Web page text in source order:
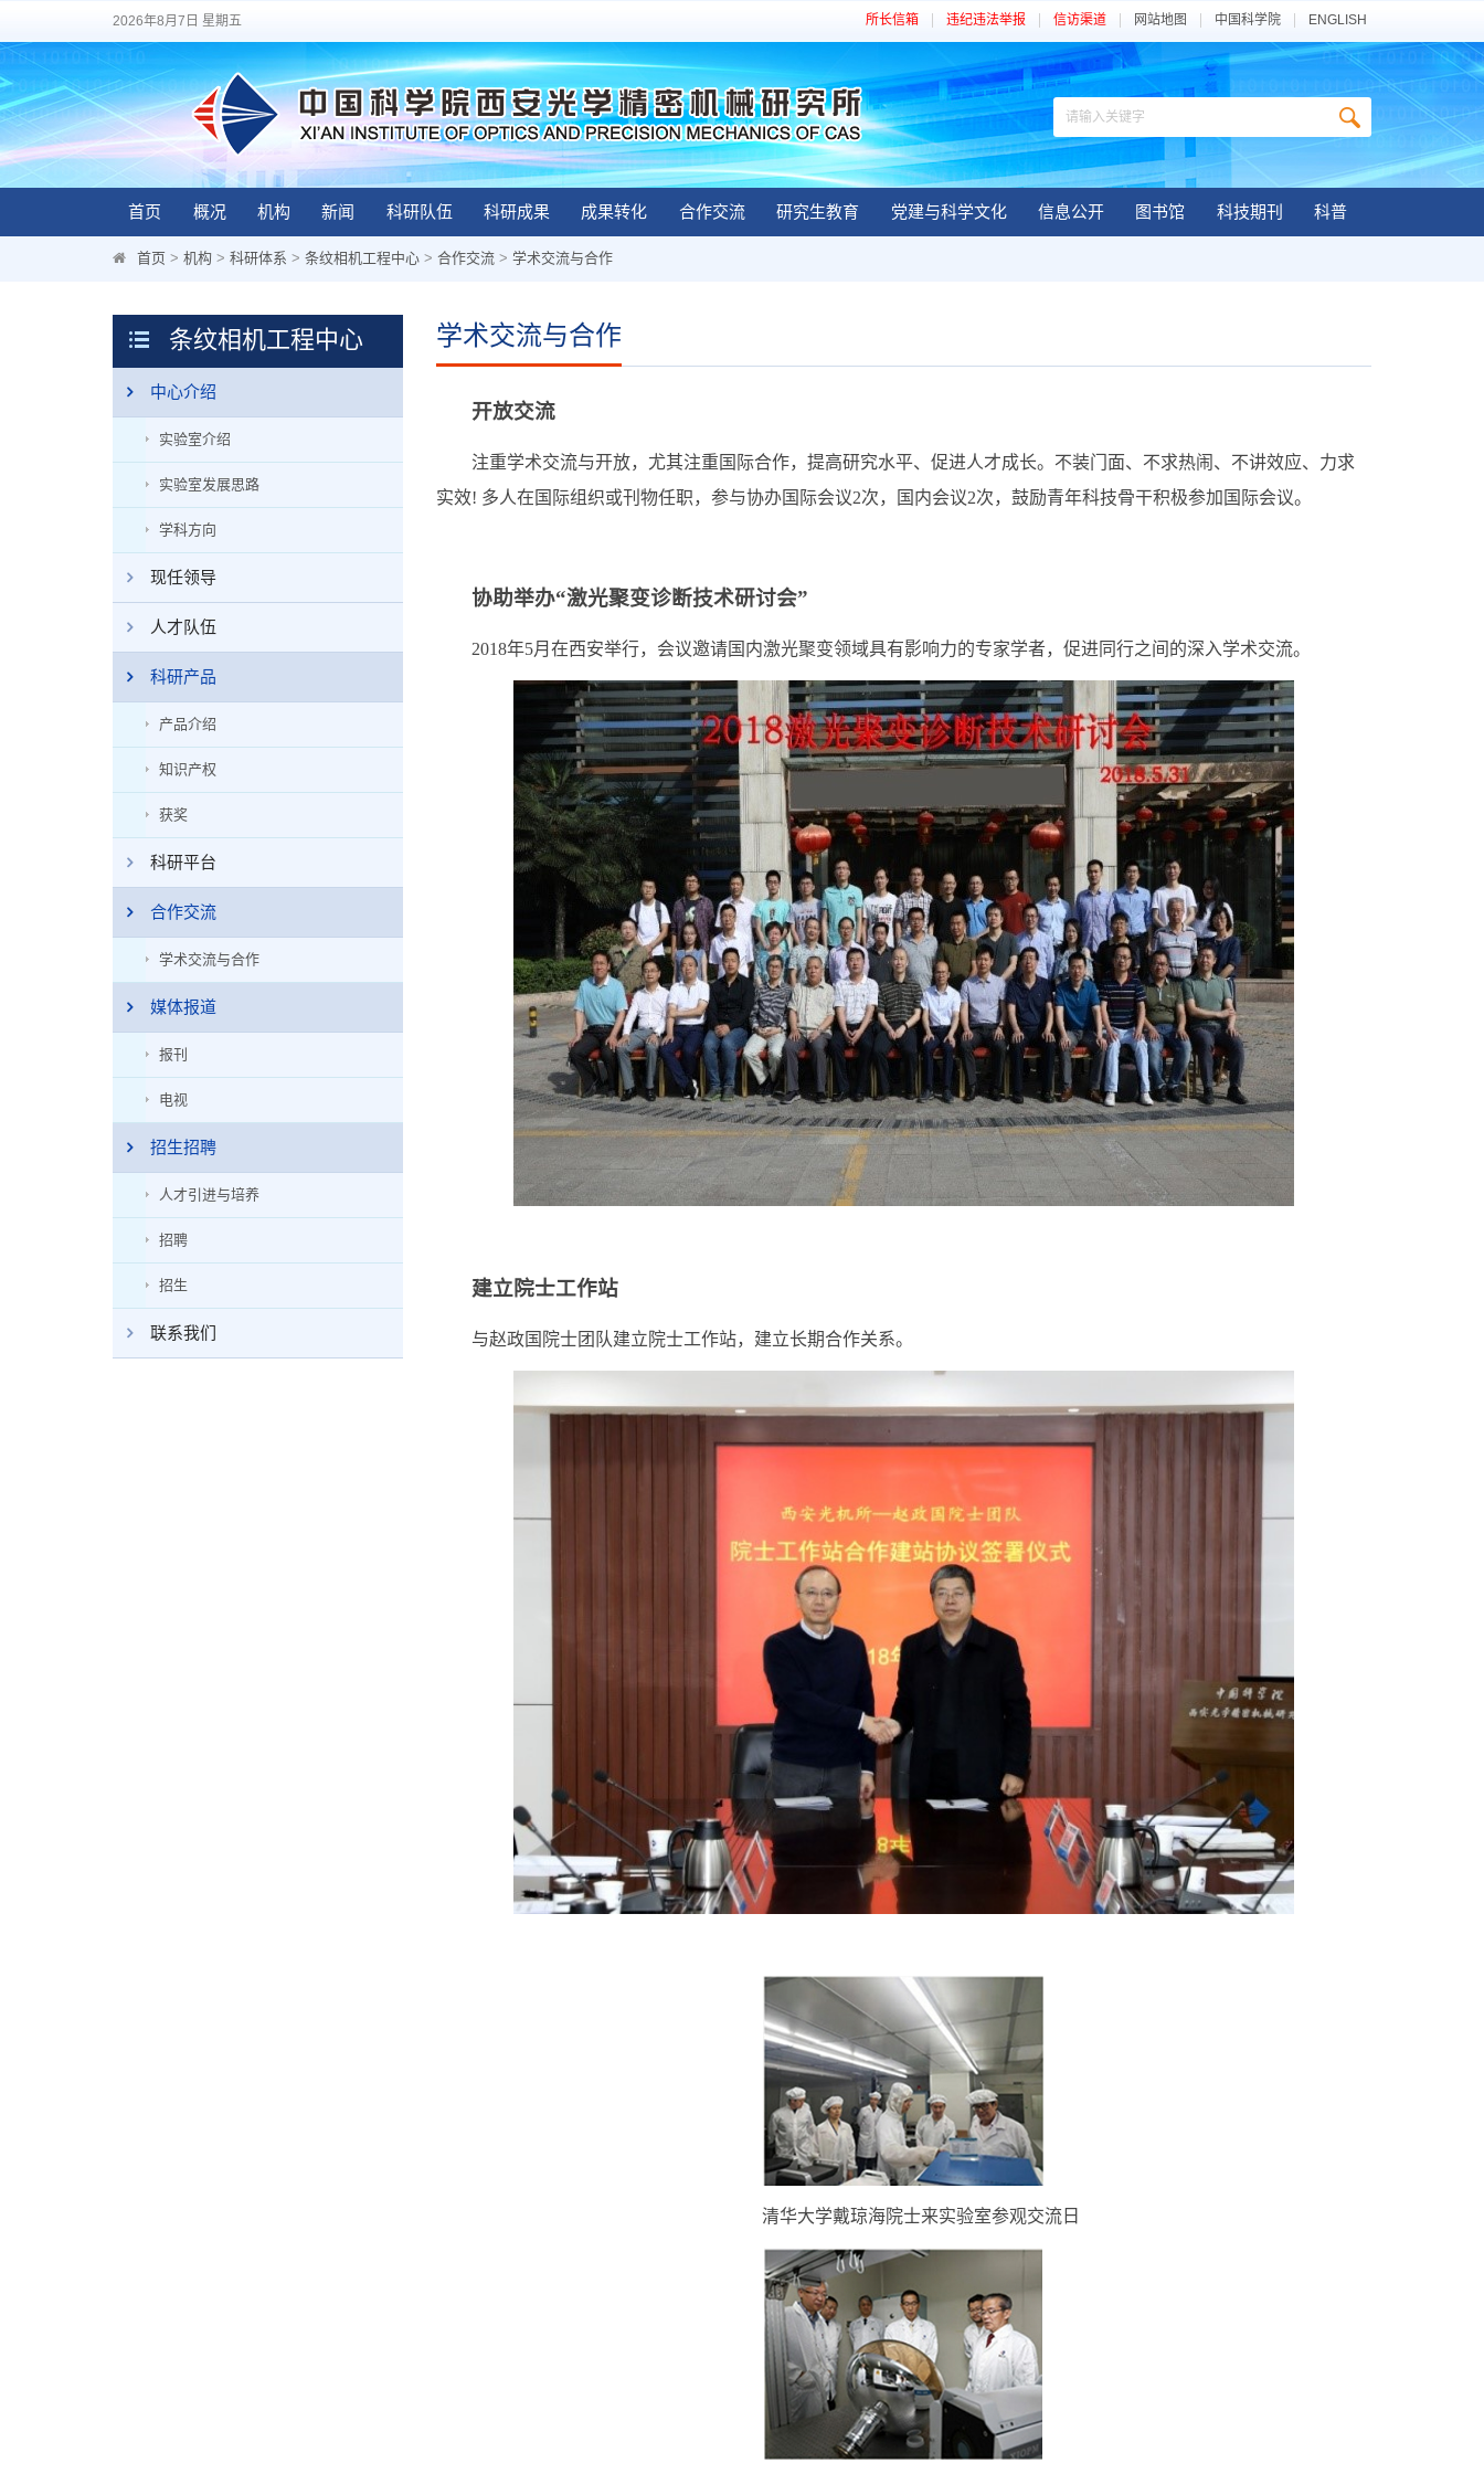
2026年8月7日 星期五 所长信箱 违纪违法举报 信访渠道 网站地图 中国科学院 ENGLISH
首页 概况 机构 新闻 科研队伍 科研成果 成果转化 合作交流 研究生教育 党建与科学文化 信息公开 图书馆 科技期刊 科普
首页 > 机构 > 科研体系 > 条纹相机工程中心 > 合作交流 > 学术交流与合作
条纹相机工程中心
中心介绍
实验室介绍
实验室发展思路
学科方向
现任领导
人才队伍
科研产品
产品介绍
知识产权
获奖
科研平台
合作交流
学术交流与合作
媒体报道
报刊
电视
招生招聘
人才引进与培养
招聘
招生
联系我们
学术交流与合作
开放交流
注重学术交流与开放，尤其注重国际合作，提高研究水平、促进人才成长。不装门面、不求热闹、不讲效应、力求
实效! 多人在国际组织或刊物任职，参与协办国际会议2次，国内会议2次，鼓励青年科技骨干积极参加国际会议。
协助举办“激光聚变诊断技术研讨会”
2018年5月在西安举行，会议邀请国内激光聚变领域具有影响力的专家学者，促进同行之间的深入学术交流。
建立院士工作站
与赵政国院士团队建立院士工作站，建立长期合作关系。
清华大学戴琼海院士来实验室参观交流日